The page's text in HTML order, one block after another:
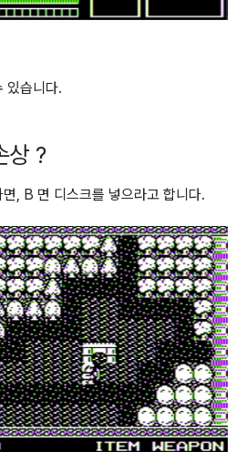
있습니다.
상 ?
, B 면 디스크를 넣으라고 합니다.